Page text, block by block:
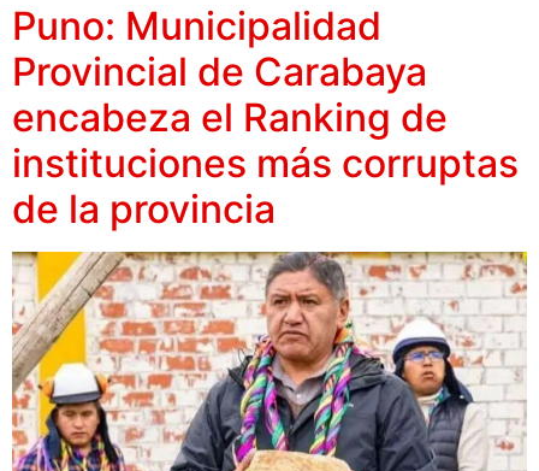
Puno: Municipalidad
Provincial de Carabaya
encabeza el Ranking de
instituciones más corruptas
de la provincia